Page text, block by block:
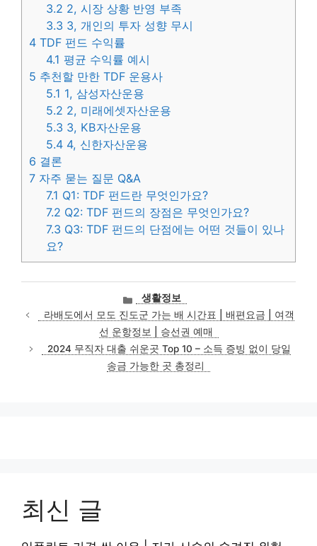
3.2 2, 시장 상황 반영 부족
3.3 3, 개인의 투자 성향 무시
4 TDF 펀드 수익률
4.1 평균 수익률 예시
5 추천할 만한 TDF 운용사
5.1 1, 삼성자산운용
5.2 2, 미래에셋자산운용
5.3 3, KB자산운용
5.4 4, 신한자산운용
6 결론
7 자주 묻는 질문 Q&A
7.1 Q1: TDF 펀드란 무엇인가요?
7.2 Q2: TDF 펀드의 장점은 무엇인가요?
7.3 Q3: TDF 펀드의 단점에는 어떤 것들이 있나
요?
카
테
고
리
생활정보
라배도에서 모도 진도군 가는 배 시간표 | 배편요금 | 여객
선 운항정보 | 승선권 예매
2024 무직자 대출 쉬운곳 Top 10 – 소득 증빙 없이 당일
송금 가능한 곳 총정리
최신 글